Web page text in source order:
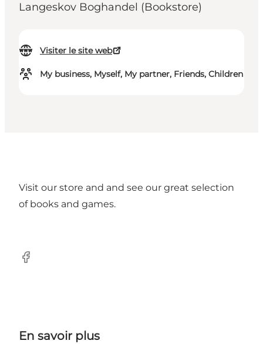
Langeskov Boghandel (Bookstore)
Visiter le site web
My business, Myself, My partner, Friends, Children
Visit our store and and see our great selection
of books and games.
Facebook
En savoir plus